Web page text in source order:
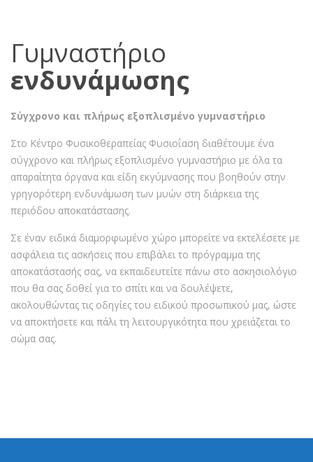
Γυμναστήριο
ενδυνάμωσης
Σύγχρονο και πλήρως εξοπλισμένο γυμναστήριο
Στο Κέντρο Φυσικοθεραπείας Φυσιοΐαση διαθέτουμε ένα
σύγχρονο και πλήρως εξοπλισμένο γυμναστήριο με όλα τα
απαραίτητα όργανα και είδη εκγύμνασης που βοηθούν στην
γρηγορότερη ενδυνάμωση των μυών στη διάρκεια της
περιόδου αποκατάστασης.
Σε έναν ειδικά διαμορφωμένο χώρο μπορείτε να εκτελέσετε με
ασφάλεια τις ασκήσεις που επιβάλει το πρόγραμμα της
αποκατάστασής σας, να εκπαιδευτείτε πάνω στο ασκησιολόγιο
που θα σας δοθεί για το σπίτι και να δουλέψετε,
ακολουθώντας τις οδηγίες του ειδικού προσωπικού μας, ώστε
να αποκτήσετε και πάλι τη λειτουργικότητα που χρειάζεται το
σώμα σας.